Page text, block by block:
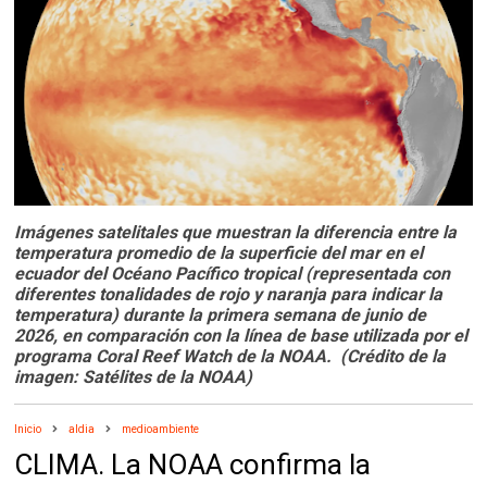
Imágenes satelitales que muestran la diferencia entre la
temperatura promedio de la superficie del mar en el
ecuador del Océano Pacífico tropical (representada con
diferentes tonalidades de rojo y naranja para indicar la
temperatura) durante la primera semana de junio de
2026, en comparación con la línea de base utilizada por el
programa Coral Reef Watch de la NOAA. (Crédito de la
imagen: Satélites de la NOAA)
Inicio aldia medioambiente
CLIMA. La NOAA confirma la